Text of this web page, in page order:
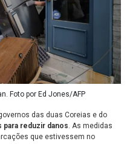
Foto por Ed Jones/AFP
das duas Coreias e do
para reduzir danos . As medidas
que estivessem no